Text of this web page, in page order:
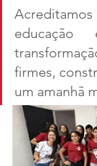
firmes,
um amanhã